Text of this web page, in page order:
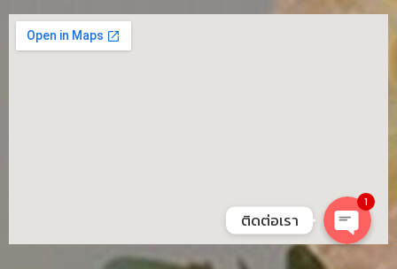
1
ติดต่อเรา